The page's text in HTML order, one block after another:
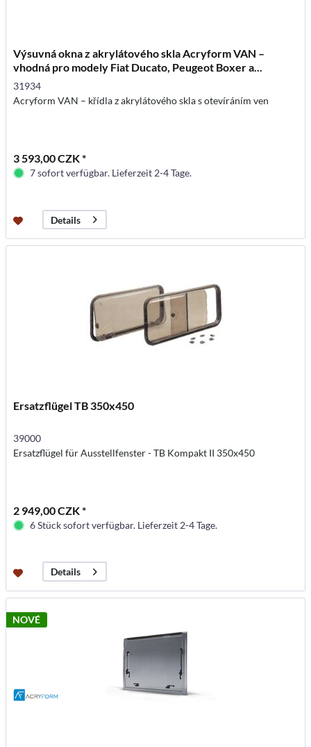
Výsuvná okna z akrylátového skla Acryform VAN –
vhodná pro modely Fiat Ducato, Peugeot Boxer a...
31934
Acryform VAN – křídla z akrylátového skla s otevíráním ven
3 593,00 CZK *
7 sofort verfügbar. Lieferzeit 2-4 Tage.
Details
Ersatzflügel TB 350x450
39000
Ersatzflügel für Ausstellfenster - TB Kompakt II 350x450
2 949,00 CZK *
6 Stück sofort verfügbar. Lieferzeit 2-4 Tage.
Details
NOVÉ